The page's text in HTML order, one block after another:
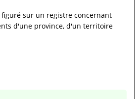
sur un registre concernant